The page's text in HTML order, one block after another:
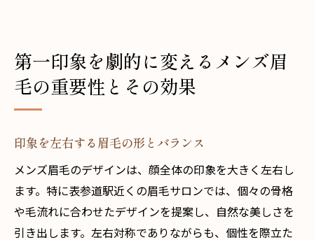
第一印象を劇的に変えるメンズ眉
毛の重要性とその効果
印象を左右する眉毛の形とバランス
メンズ眉毛のデザインは、顔全体の印象を大きく左右し
ます。特に表参道駅近くの眉毛サロンでは、個々の骨格
や毛流れに合わせたデザインを提案し、自然な美しさを
引き出します。左右対称でありながらも、個性を際立た